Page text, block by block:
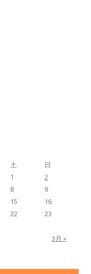
土 日
3月 »
1
2
8
9
15
16
22
23